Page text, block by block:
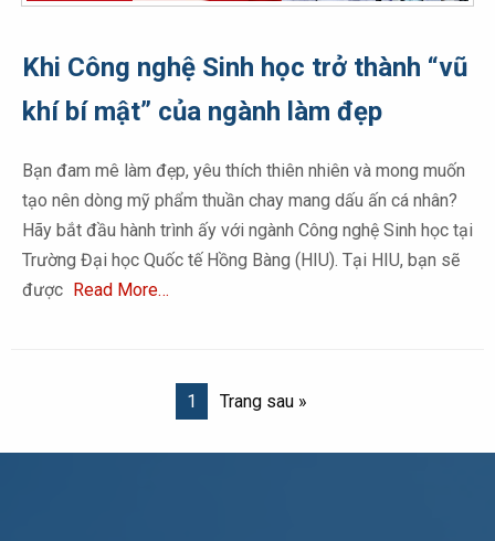
Khi Công nghệ Sinh học trở thành “vũ
khí bí mật” của ngành làm đẹp
Bạn đam mê làm đẹp, yêu thích thiên nhiên và mong muốn
tạo nên dòng mỹ phẩm thuần chay mang dấu ấn cá nhân?
Hãy bắt đầu hành trình ấy với ngành Công nghệ Sinh học tại
Trường Đại học Quốc tế Hồng Bàng (HIU). Tại HIU, bạn sẽ
được Read More…
1 Trang sau »